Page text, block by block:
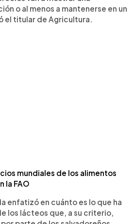
o al menos a mantenerse en un
el titular de Agricultura.
mundiales de los alimentos
la FAO
enfatizó en cuánto es lo que ha
los lácteos que, a su criterio,